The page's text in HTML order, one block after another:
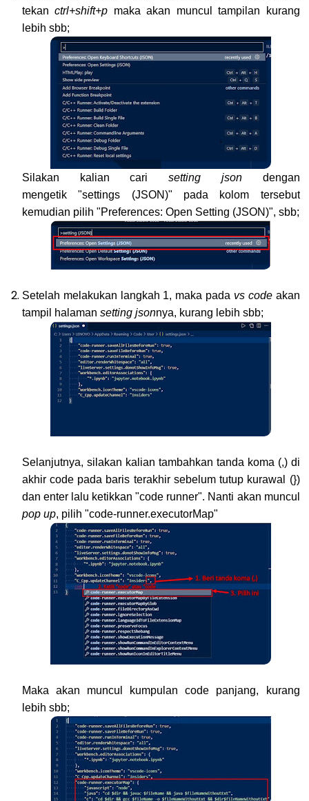
tekanctrl+shift+p maka akan muncul tampilan kurang
lebih sbb;
Silakan kalian carisetting json dengan
mengetik "settings (JSON)" pada kolom tersebut
kemudian pilih "Preferences: Open Setting (JSON)", sbb;
Setelah melakukan langkah 1, maka pada vs codeakan
tampil halaman setting jsonnya, kurang lebih sbb;
Selanjutnya, silakan kalian tambahkan tanda koma (,) di
akhir code pada baris terakhir sebelum tutup kurawal (})
dan enter lalu ketikkan "code runner". Nanti akan muncul
pop up, pilih "code-runner.executorMap"
Maka akan muncul kumpulan code panjang, kurang
lebih sbb;